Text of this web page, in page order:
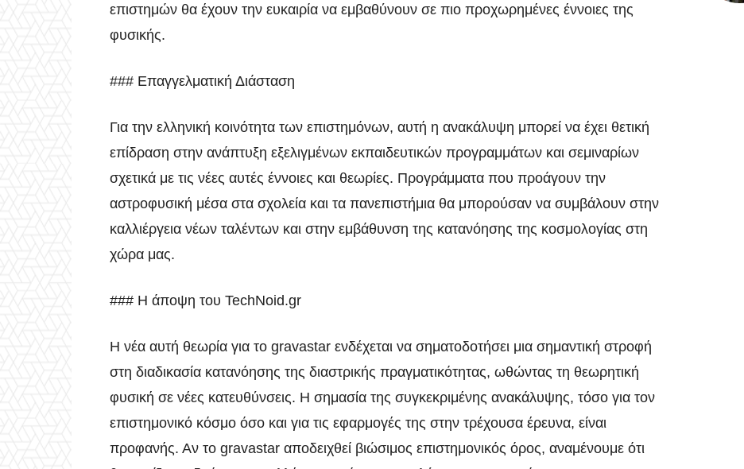
επιστημών θα έχουν την ευκαιρία να εμβαθύνουν σε πιο προχωρημένες έννοιες της
φυσικής.
### Επαγγελματική Διάσταση
Για την ελληνική κοινότητα των επιστημόνων, αυτή η ανακάλυψη μπορεί να έχει θετική
επίδραση στην ανάπτυξη εξελιγμένων εκπαιδευτικών προγραμμάτων και σεμιναρίων
σχετικά με τις νέες αυτές έννοιες και θεωρίες. Προγράμματα που προάγουν την
αστροφυσική μέσα στα σχολεία και τα πανεπιστήμια θα μπορούσαν να συμβάλουν στην
καλλιέργεια νέων ταλέντων και στην εμβάθυνση της κατανόησης της κοσμολογίας στη
χώρα μας.
### Η άποψη του TechNoid.gr
Η νέα αυτή θεωρία για το gravastar ενδέχεται να σηματοδοτήσει μια σημαντική στροφή
στη διαδικασία κατανόησης της διαστρικής πραγματικότητας, ωθώντας τη θεωρητική
φυσική σε νέες κατευθύνσεις. Η σημασία της συγκεκριμένης ανακάλυψης, τόσο για τον
επιστημονικό κόσμο όσο και για τις εφαρμογές της στην τρέχουσα έρευνα, είναι
προφανής. Αν το gravastar αποδειχθεί βιώσιμος επιστημονικός όρος, αναμένουμε ότι